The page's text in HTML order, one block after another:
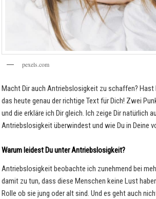
pexels.com
Macht Dir auch Antriebslosigkeit zu schaffen? Hast
das heute genau der richtige Text für Dich! Zwei
und die erkläre ich Dir gleich. Ich zeige Dir natürlich
Antriebslosigkeit überwindest und wie Du in Deine
Warum leidest Du unter Antriebslosigkeit?
Antriebslosigkeit beobachte ich zunehmend bei
damit zu tun, dass diese Menschen keine Lust
Rolle ob sie jung oder alt sind. Und es geht auch